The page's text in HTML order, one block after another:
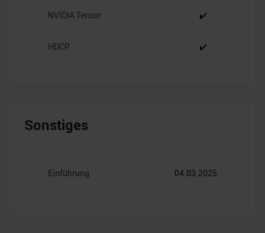
NVIDIA Tensor ✔️
HDCP ✔️
Sonstiges
Einführung 04.03.2025